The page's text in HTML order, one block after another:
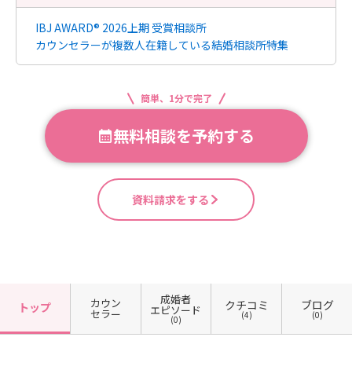
IBJ AWARD® 2026上期 受賞相談所
カウンセラーが複数人在籍している結婚相談所特集
簡単、1分で完了
無料相談を予約する
資料請求をする
トップ カウン
セラー
成婚者
エピソード
(0)
クチコミ
(4)
ブログ
(0)